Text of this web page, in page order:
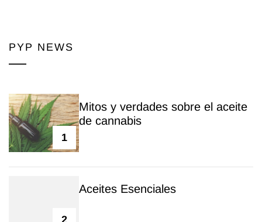
PYP NEWS
1
Mitos y verdades sobre el aceite
de cannabis
Aceites Esenciales